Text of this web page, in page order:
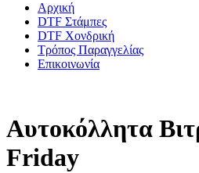
Αρχική
DTF Στάμπες
DTF Χονδρική
Τρόπος Παραγγελίας
Επικοινωνία
Αυτοκόλλητα
Friday